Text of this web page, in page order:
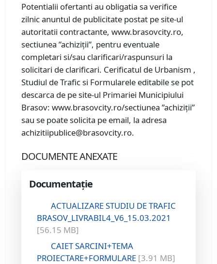
Potentialii ofertanti au obligatia sa verifice
zilnic anuntul de publicitate postat pe site-ul
autoritatii contractante, www.brasovcity.ro,
sectiunea ”achiziții”, pentru eventuale
completari si/sau clarificari/raspunsuri la
solicitari de clarificari. Cerificatul de Urbanism ,
Studiul de Trafic si Formularele editabile se pot
descarca de pe site-ul Primariei Municipiului
Brasov: www.brasovcity.ro/sectiunea ”achiziții”
sau se poate solicita pe email, la adresa
achizitiipublice@brasovcity.ro.
DOCUMENTE ANEXATE
Documentație
ACTUALIZARE STUDIU DE TRAFIC
BRASOV_LIVRABIL4_V6_15.03.2021
[56.15 MB]
CAIET SARCINI+TEMA
PROIECTARE+FORMULARE [3.91 MB]